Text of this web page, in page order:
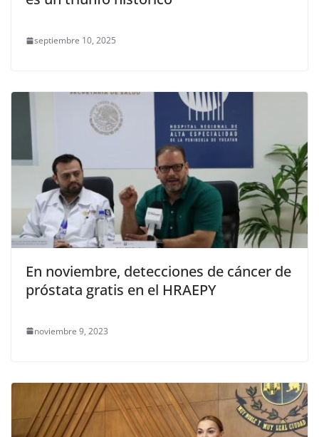
septiembre 10, 2025
En noviembre, detecciones de cáncer de
próstata gratis en el HRAEPY
noviembre 9, 2023